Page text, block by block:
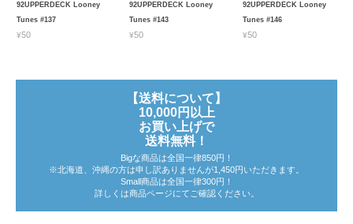
92UPPERDECK Looney
Tunes #137
¥50
92UPPERDECK Looney
Tunes #143
¥50
92UPPERDECK Looney
Tunes #146
¥50
【送料について】
10,000円以上
お買い上げで
送料無料！
Bigな商品は全国一律850円！
※北海道、沖縄の方は申し訳ありませんが1,450円いただきます。
Small商品は全国一律300円！
詳しくは商品ページにてご確認ください。